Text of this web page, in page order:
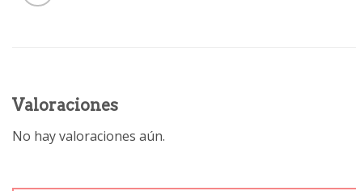
Valoraciones
No hay valoraciones aún.